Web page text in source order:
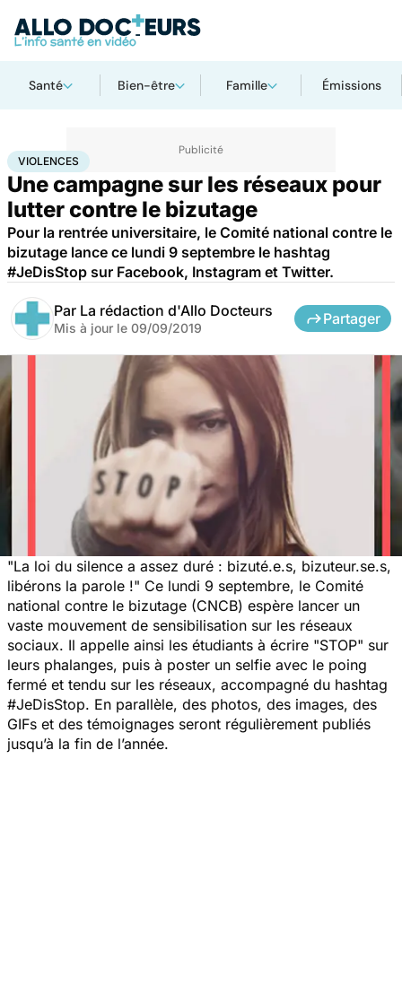
Santé Bien-être Famille Émissions
AccueilSanté Violences
VIOLENCES
Une campagne sur les réseaux pour
lutter contre le bizutage
Pour la rentrée universitaire, le Comité national contre le
bizutage lance ce lundi 9 septembre le hashtag
#JeDisStop sur Facebook, Instagram et Twitter.
Par La rédaction d'Allo Docteurs
Mis à jour le 09/09/2019
Partager
"La loi du silence a assez duré : bizuté.e.s, bizuteur.se.s,
libérons la parole !" Ce lundi 9 septembre, le Comité
national contre le bizutage (CNCB) espère lancer un
vaste mouvement de sensibilisation sur les réseaux
sociaux. Il appelle ainsi les étudiants à écrire "STOP" sur
leurs phalanges, puis à poster un selfie avec le poing
fermé et tendu sur les réseaux, accompagné du hashtag
#JeDisStop. En parallèle, des photos, des images, des
GIFs et des témoignages seront régulièrement publiés
jusqu’à la fin de l’année.